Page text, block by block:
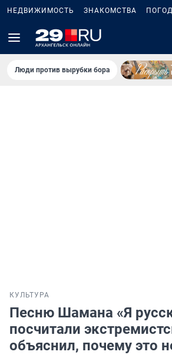
НЕДВИЖИМОСТЬ ЗНАКОМСТВА
Люди против вырубки бора
КУЛЬТУРА
Песню Шамана «Я
посчитали
объяснил, почему это